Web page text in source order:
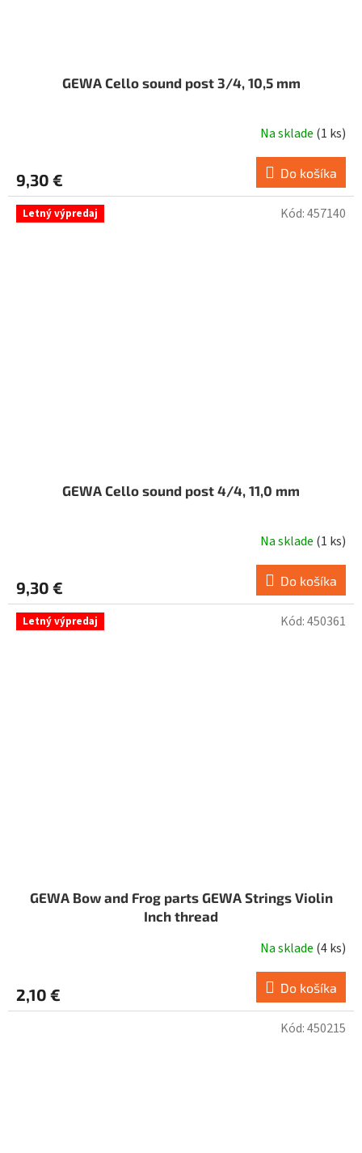
GEWA Cello sound post 3/4, 10,5 mm
Na sklade (1 ks)
9,30 € Do košíka
Letný výpredaj
GEWA Cello sound post 4/4, 11,0 mm
Na sklade (1 ks)
9,30 € Do košíka
Kód:457140
Letný výpredaj
GEWA Bow and Frog parts GEWA Strings Violin
Inch thread
Na sklade (4 ks)
2,10 € Do košíka
Kód:450361
Kód:450215